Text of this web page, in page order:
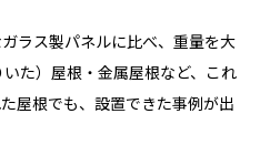
ラス製パネルに比べ、重量を大
た）屋根・金属屋根など、これ
屋根でも、設置できた事例が出